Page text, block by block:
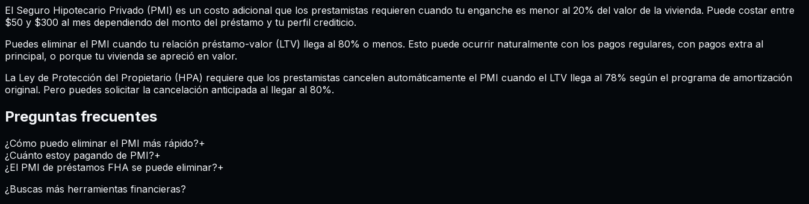
El Seguro Hipotecario Privado (PMI) es un costo adicional que los prestamistas requieren cuando tu enganche es menor al 20% del valor de la vivienda. Puede costar entre
$50 y $300 al mes dependiendo del monto del préstamo y tu perfil crediticio.
Puedes eliminar el PMI cuando tu relación préstamo-valor (LTV) llega al 80% o menos. Esto puede ocurrir naturalmente con los pagos regulares, con pagos extra al
principal, o porque tu vivienda se apreció en valor.
La Ley de Protección del Propietario (HPA) requiere que los prestamistas cancelen automáticamente el PMI cuando el LTV llega al 78% según el programa de amortización
original. Pero puedes solicitar la cancelación anticipada al llegar al 80%.
Preguntas frecuentes
¿Cómo puedo eliminar el PMI más rápido?+
¿Cuánto estoy pagando de PMI?+
¿El PMI de préstamos FHA se puede eliminar?+
¿Buscas más herramientas financieras?